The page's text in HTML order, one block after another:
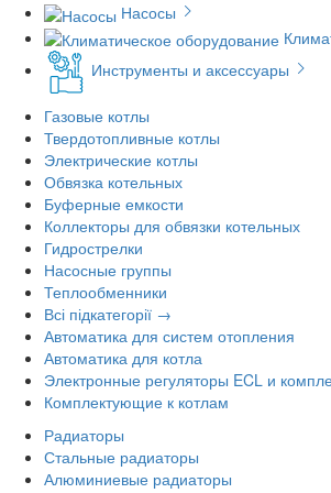
Насосы
Инструменты и аксессуары
Газовые котлы
Твердотопливные котлы
Электрические котлы
Обвязка котельных
Буферные емкости
Коллекторы для обвязки котельных
Гидрострелки
Насосные группы
Теплообменники
Всі підкатегорії →
Автоматика для систем отопления
Автоматика для котла
Электронные регуляторы ECL и
Комплектующие к котлам
Радиаторы
Стальные радиаторы
Алюминиевые радиаторы